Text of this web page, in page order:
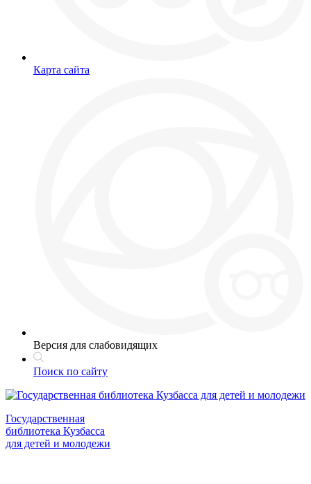
Карта сайта
Версия для слабовидящих
Поиск по сайту
Государственная
библиотека Кузбасса
для детей и молодежи